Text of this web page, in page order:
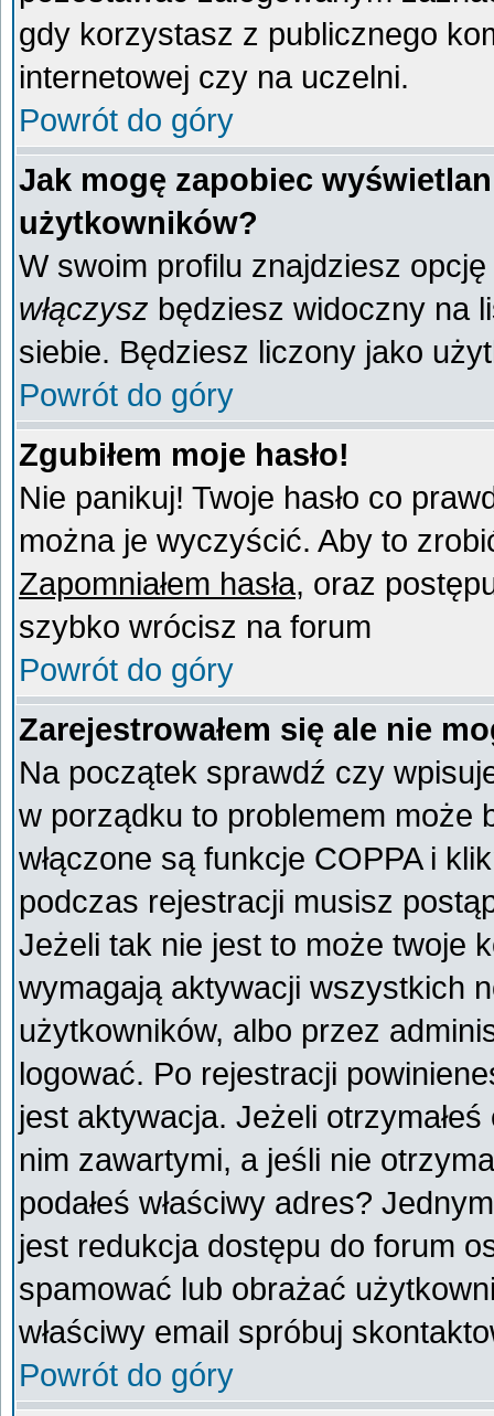
gdy korzystasz z publicznego
internetowej czy na uczelni.
Powrót do góry
Jak mogę zapobiec
użytkowników?
W swoim profilu znajdziesz opcję
włączysz będziesz widoczny na
siebie. Będziesz liczony jako
Powrót do góry
Zgubiłem moje hasło!
Nie panikuj! Twoje hasło co
można je wyczyścić. Aby to
Zapomniałem hasła, oraz
szybko wrócisz na forum
Powrót do góry
Zarejestrowałem się ale nie
Na początek sprawdź czy
w porządku to problemem może
włączone są funkcje COPPA i
podczas rejestracji musisz
Jeżeli tak nie jest to może twoje
wymagają aktywacji wszystkich
użytkowników, albo przez
logować. Po rejestracji
jest aktywacja. Jeżeli
nim zawartymi, a jeśli nie
podałeś właściwy adres?
jest redukcja dostępu do forum
spamować lub obrażać
właściwy email spróbuj
Powrót do góry